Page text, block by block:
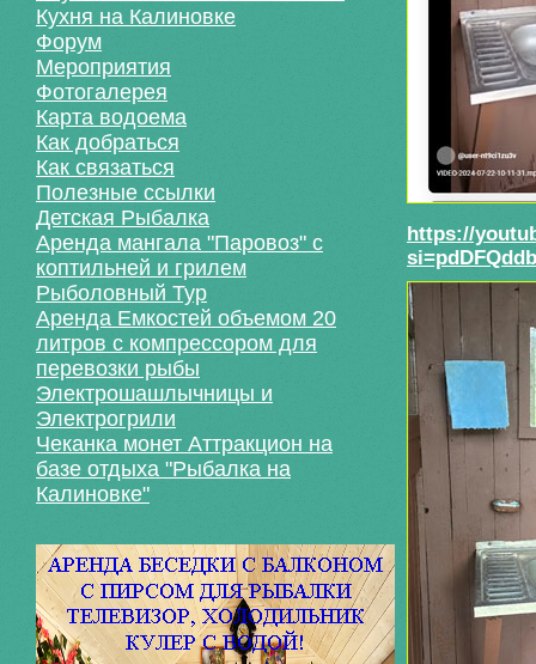
Кухня на Калиновке
Форум
Мероприятия
Фотогалерея
Карта водоема
Как добраться
Как связаться
Полезные ссылки
Детская Рыбалка
Аренда мангала "Паровоз" с
коптильней и грилем
Рыболовный Тур
Аренда Емкостей объемом 20
литров с компрессором для
перевозки рыбы
Электрошашлычницы и
Электрогрили
Чеканка монет Аттракцион на
базе отдыха "Рыбалка на
Калиновке"
https://